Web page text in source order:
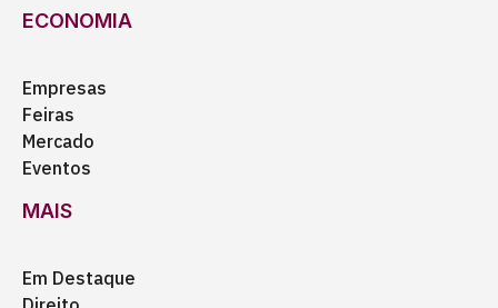
ECONOMIA
Empresas
Feiras
Mercado
Eventos
MAIS
Em Destaque